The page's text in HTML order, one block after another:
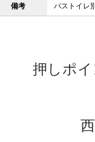
備考 バストイレ
押しポ